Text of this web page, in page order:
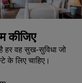
कीजिए
वह सुख-सुविधा जो
के लिए चाहिए।